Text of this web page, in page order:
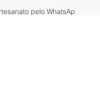
pelo WhatsAp